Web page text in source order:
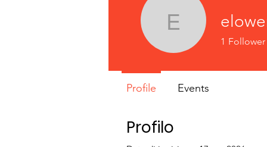
Profilo
1 Follower
Profile Events